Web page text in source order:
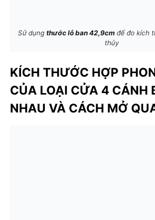
Sử dụng thước lỗ ban 42,9cmđể đo kích
thủy
KÍCH THƯỚC HỢP
CỦA LOẠI CỬA 4 CÁNH
NHAU VÀ CÁCH MỞ